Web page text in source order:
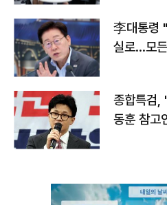
李대통령
실로…모
종합특검,
동훈 참고